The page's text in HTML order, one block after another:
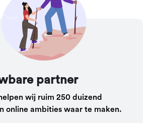
partner
wij ruim 250 duizend
online ambities waar te maken.